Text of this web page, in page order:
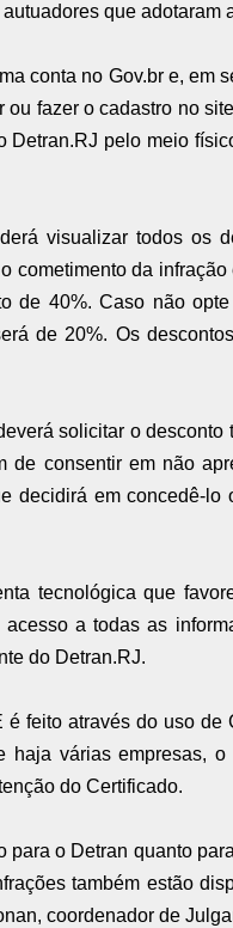
que adotaram
conta no Gov.br e,
fazer o cadastro no
Detran.RJ pelo meio
visualizar todos os
cometimento da
de 40%. Caso não
de 20%. Os
solicitar o
consentir em não
decidirá em concedê-lo
tecnológica que
a todas as
do Detran.RJ.
feito através do uso
haja várias empresas,
do Certificado.
o Detran quanto
também estão
coordenador de